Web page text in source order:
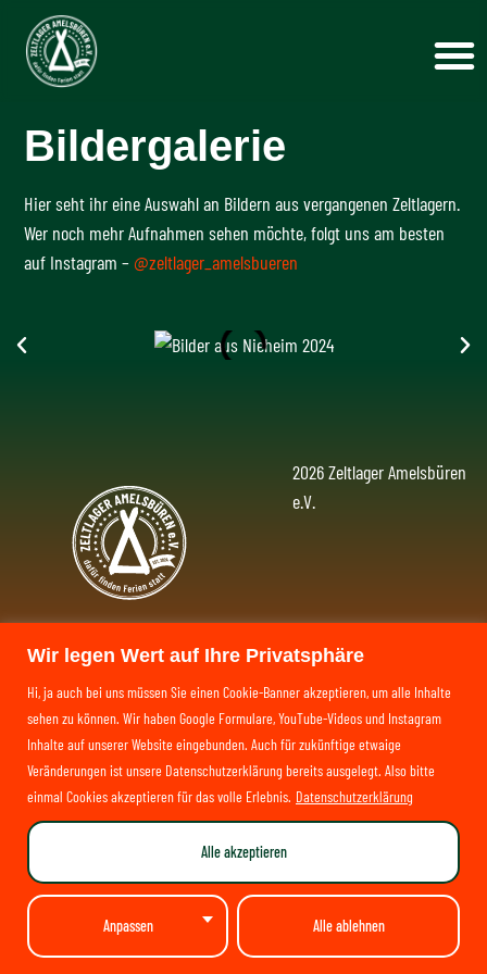
Wir legen Wert auf Ihre Privatsphäre
Hi, ja auch bei uns müssen Sie einen Cookie-Banner akzeptieren, um alle Inhalte
sehen zu können. Wir haben Google Formulare, YouTube-Videos und Instagram
Inhalte auf unserer Website eingebunden. Auch für zukünftige etwaige
Veränderungen ist unsere Datenschutzerklärung bereits ausgelegt. Also bitte
einmal Cookies akzeptieren für das volle Erlebnis. Datenschutzerklärung
Anpassen Alle ablehnen
Alle akzeptieren
Bildergalerie
Hier seht ihr eine Auswahl an Bildern aus vergangenen Zeltlagern.
Wer noch mehr Aufnahmen sehen möchte, folgt uns am besten
auf Instagram – @zeltlager_amelsbueren
Zeltlager
Amelsbüren
e.V.
anerkannter freier Träger der
Jugendhilfe
Impressum
Datenschutzerklärung
AGB
2026 Zeltlager Amelsbüren
e.V.